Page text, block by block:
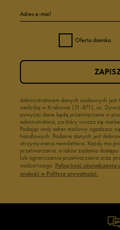
Adres e-mail
Oferta damska
Administratorem danych osobowych
siedzibą w Krakowie (31-871), os.
powyżej dane będą przetwarzane w
administratora, za który uważa się
Podając swój adres mailowy zgadzasz
handlowych. Podanie danych jest
otrzymywania newslettera. Każdy ma
przetwarzania, a także żądania
lub ograniczenia przetwarzania oraz
nadzorczego. Pełną treść
znaleźć w Polityce prywatności.